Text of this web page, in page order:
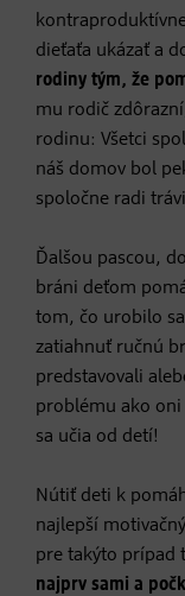
dieťaťa ukázať a
rodiny tým, že
mu rodič
rodinu: Všetci
náš domov bol
spoločne radi
Ďalšou pascou,
bráni deťom
tom, čo urobilo
zatiahnuť ručnú
predstavovali
problému ako oni
sa učia od detí!
Nútiť deti k
najlepší
pre takýto prípad
najprv sami a